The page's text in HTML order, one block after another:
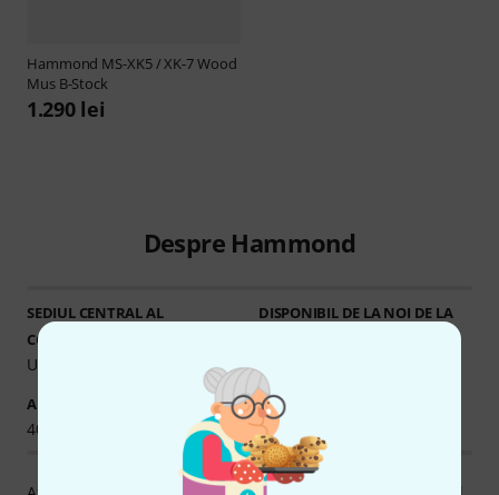
Hammond MS-XK5 / XK-7 Wood
Mus B-Stock
1.290 lei
Despre Hammond
SEDIUL CENTRAL AL
COMPANIEI
United States
DISPONIBIL DE LA NOI DE LA
ARTICOLE ÎN STOC
40+
Ø DISPONIBILITATE
81.50% (1 An)